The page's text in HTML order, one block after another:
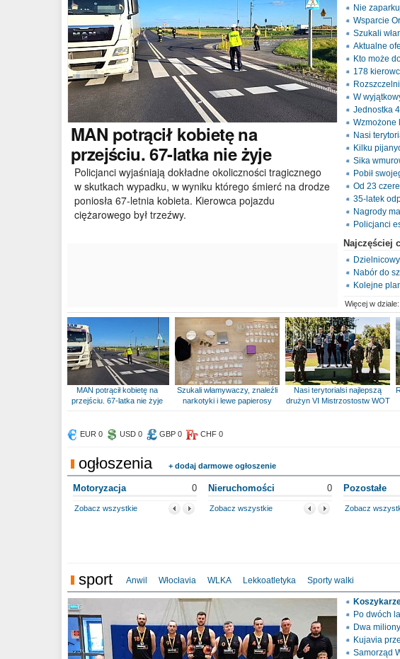
MAN potrącił kobietę na
przejściu. 67-latka nie żyje
Policjanci wyjaśniają dokładne okoliczności tragicznego
w skutkach wypadku, w wyniku którego śmierć na drodze
poniosła 67-letnia kobieta. Kierowca pojazdu
ciężarowego był trzeźwy.
Nie
Wsparcie
opinia
Szukali
Aktualne
Kto może
178
W
Jednostka
Wzmożone
Nasi
Kilku
Sika
opinia
Pobił
Od 23
35-latek
Nagrody
Policjanci
Najczęściej
Nabór do
opinie
Kolejne
Więcej w dziale:
MAN potrącił kobietę na
przejściu. 67-latka nie żyje
Szukali włamywaczy, znaleźli
narkotyki i lewe papierosy
Nasi terytorialsi najlepszą
drużyn VI Mistrzostostw WOT
EUR 0 USD 0 GBP 0 CHF 0
ogłoszenia + dodaj darmowe ogłoszenie
Motoryzacja 0
Zobacz wszystkie
Nieruchomości 0
Zobacz wszystkie
Pozostałe
Zobacz
sport Anwil Włocłavia WLKA Lekkoatletyka Sporty walki
Po dwóch
Dwa
Kujavia
Samorząd